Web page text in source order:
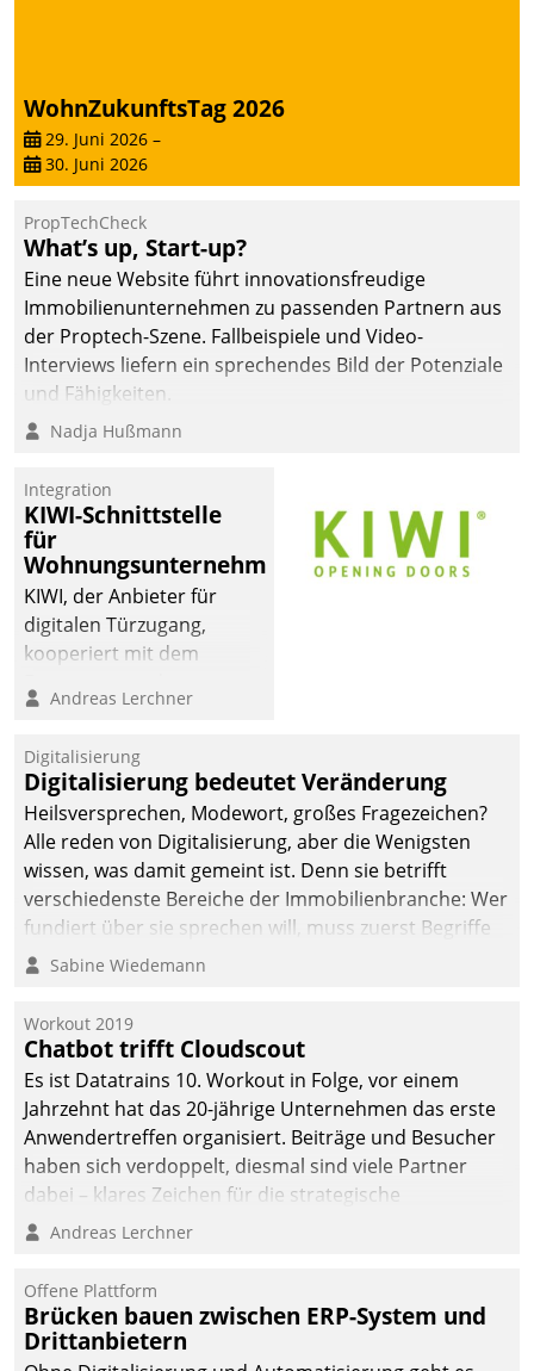
WohnZukunftsTag 2026
29. Juni 2026 –
30. Juni 2026
PropTechCheck
What’s up, Start-up?
Eine neue Website führt innovationsfreudige
Immobilienunternehmen zu passenden Partnern aus
der Proptech-Szene. Fallbeispiele und Video-
Interviews liefern ein sprechendes Bild der Potenziale
und Fähigkeiten.
Nadja Hußmann
Integration
KIWI-Schnittstelle
für
Wohnungsunternehmen
KIWI, der Anbieter für
digitalen Türzugang,
kooperiert mit dem
Softwareentwicklungshaus
Andreas Lerchner
Digitalisierung
Digitalisierung bedeutet Veränderung
Heilsversprechen, Modewort, großes Fragezeichen?
Alle reden von Digitalisierung, aber die Wenigsten
wissen, was damit gemeint ist. Denn sie betrifft
verschiedenste Bereiche der Immobilienbranche: Wer
fundiert über sie sprechen will, muss zuerst Begriffe
klären. Ein Aspekt ist die betriebliche Optimierung:
Einsparungen durch optimierte und automatisierte
Prozesse. Doch man darf nicht zu viel erwarten: Allein
mit der Einführung einer neuen Software ist es nicht
getan. Die Digitalisierung erfordert von Unternehmen
die Bereitschaft, sich zu überprüfen, zu hinterfragen
und zu verändern.
Sabine Wiedemann
Workout 2019
Chatbot trifft Cloudscout
Es ist Datatrains 10. Workout in Folge, vor einem
Jahrzehnt hat das 20-jährige Unternehmen das erste
Anwendertreffen organisiert. Beiträge und Besucher
haben sich verdoppelt, diesmal sind viele Partner
dabei – klares Zeichen für die strategische
Fokussierung auf den Kunden.
Andreas Lerchner
Offene Plattform
Brücken bauen zwischen ERP-System und
Drittanbietern